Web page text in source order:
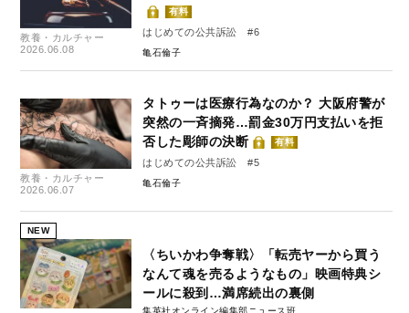
教養・カルチャー
2026.06.08
有料
はじめての公共訴訟 #6
亀石倫子
教養・カルチャー
2026.06.07
タトゥーは医療行為なのか？ 大阪府警が
突然の一斉摘発…罰金30万円支払いを拒
否した彫師の決断
有料
はじめての公共訴訟 #5
亀石倫子
NEW
〈ちいかわ争奪戦〉「転売ヤーから買う
なんて魂を売るようなもの」映画特典シ
ールに殺到…満席続出の裏側
集英社オンライン編集部ニュース班